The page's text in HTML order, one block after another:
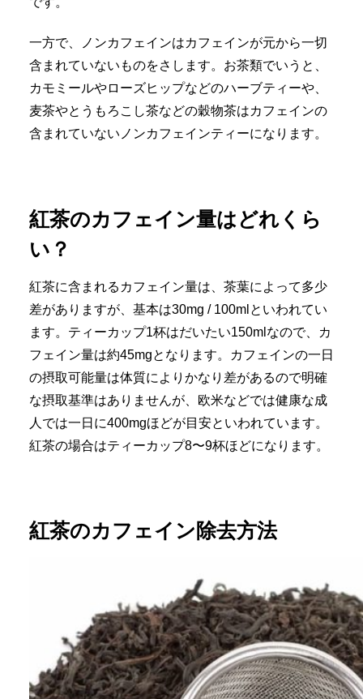
一方で、ノンカフェインはカフェインが元から一切
含まれていないものをさします。お茶類でいうと、
カモミールやローズヒップなどのハーブティーや、
麦茶やとうもろこし茶などの穀物茶はカフェインの
含まれていないノンカフェインティーになります。
紅茶のカフェイン量はどれくら
い？
紅茶に含まれるカフェイン量は、茶葉によって多少
差がありますが、基本は30mg / 100mlといわれてい
ます。ティーカップ1杯はだいたい150mlなので、カ
フェイン量は約45mgとなります。カフェインの一日
の摂取可能量は体質によりかなり差があるので明確
な摂取基準はありませんが、欧米などでは健康な成
人では一日に400mgほどが目安といわれています。
紅茶の場合はティーカップ8〜9杯ほどになります。
紅茶のカフェイン除去方法